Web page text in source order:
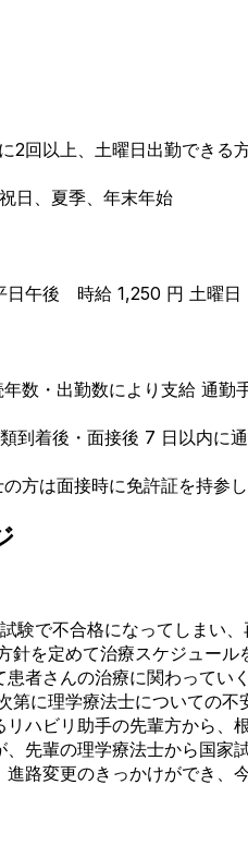
2回以上、土曜日出勤できる
日、夏季、年末年始
日午後 時給 1,250 円 土曜
出勤数により支給 通勤手
到着後・面接後 7 日以内に
方は面接時に免許証を持参
験で不合格になってしまい
針を定めて治療スケジュー
者さんの治療に関わって
第に理学療法士についての
ハビリ助手の先輩方から
先輩の理学療法士から国
路変更のきっかけができ、